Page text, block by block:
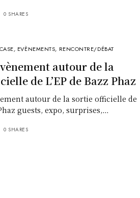
0 SHARES
, EVÈNEMENTS, RENCONTRE/DÉBAT
autour de la
de L’EP de Bazz Phaz
autour de la sortie officielle de
guests, expo, surprises,…
0 SHARES